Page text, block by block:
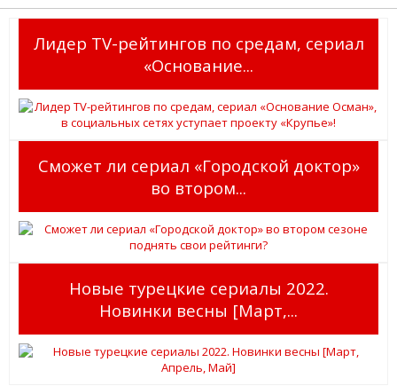
Лидер TV-рейтингов по средам, сериал
«Основание...
Сможет ли сериал «Городской доктор»
во втором...
Новые турецкие сериалы 2022.
Новинки весны [Март,...